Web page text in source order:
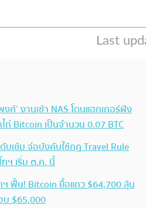
งศ์’ งานเข้า NAS โดนแฮกเกอร์ฝัง
ไถ่ Bitcoin เป็นจำนวน 0.07 BTC
บเข้ม จ่อบังคับใช้กฏ Travel Rule
ฯ เริ่ม ต.ค. นี้
ฟื้น! Bitcoin ยื้อแถว $64,700 ลุ้น
บ $65,000